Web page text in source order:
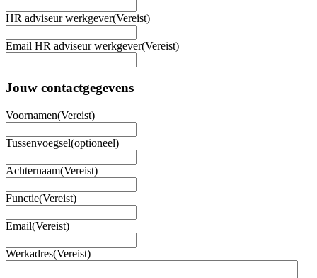
HR adviseur werkgever(Vereist)
Email HR adviseur werkgever(Vereist)
Jouw contactgegevens
Voornamen(Vereist)
Tussenvoegsel(optioneel)
Achternaam(Vereist)
Functie(Vereist)
Email(Vereist)
Werkadres(Vereist)